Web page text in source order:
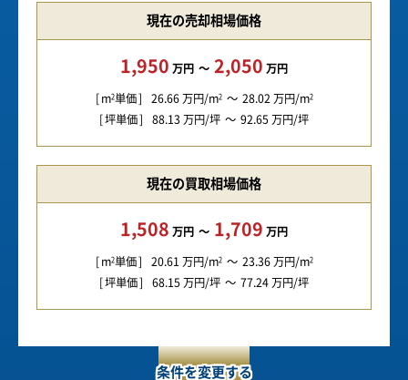
現在の売却相場価格
1,950 万円 2,050 万円
m2単価 26.66 万円/m2 28.02 万円/m2
坪単価 88.13 万円/坪 92.65 万円/坪
現在の買取相場価格
1,508 万円 1,709 万円
m2単価 20.61 万円/m2 23.36 万円/m2
坪単価 68.15 万円/坪 77.24 万円/坪
条件を変更する